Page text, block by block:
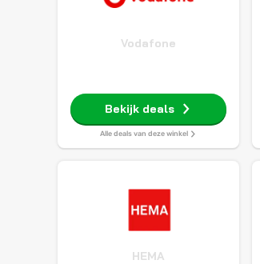
Vodafone
Bekijk deals
Alle deals van deze winkel
HEMA